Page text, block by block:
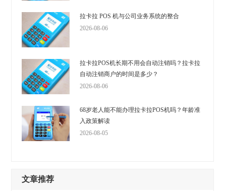
拉卡拉 POS 机与公司业务系统的整合
2026-08-06
拉卡拉POS机长期不用会自动注销吗？拉卡拉
自动注销商户的时间是多少？
2026-08-06
68岁老人能不能办理拉卡拉POS机吗？年龄准
入政策解读
2026-08-05
文章推荐